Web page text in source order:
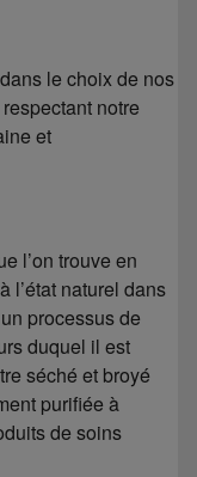
le choix de nos
notre
et
l’on trouve en
l’état naturel dans
processus de
duquel il est
séché et broyé
purifiée à
de soins